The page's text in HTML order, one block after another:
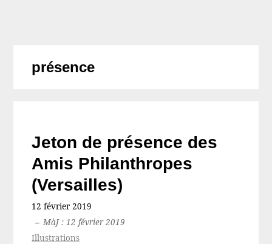
présence
Jeton de présence des
Amis Philanthropes
(Versailles)
12 février 2019
–MàJ : 12 février 2019
Illustrations